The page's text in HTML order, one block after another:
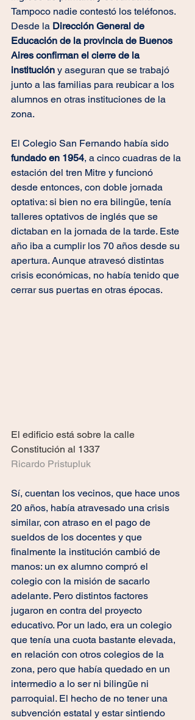
Tampoco nadie contestó los teléfonos.
Desde la Dirección General de
Educación de la provincia de Buenos
Aires confirman el cierre de la
institución y aseguran que se trabajó
junto a las familias para reubicar a los
alumnos en otras instituciones de la
zona.
El Colegio San Fernando había sido
fundado en 1954, a cinco cuadras de la
estación del tren Mitre y funcionó
desde entonces, con doble jornada
optativa: si bien no era bilingüe, tenía
talleres optativos de inglés que se
dictaban en la jornada de la tarde. Este
año iba a cumplir los 70 años desde su
apertura. Aunque atravesó distintas
crisis económicas, no había tenido que
cerrar sus puertas en otras épocas.
El edificio está sobre la calle
Constitución al 1337
Ricardo Pristupluk
Sí, cuentan los vecinos, que hace unos
20 años, había atravesado una crisis
similar, con atraso en el pago de
sueldos de los docentes y que
finalmente la institución cambió de
manos: un ex alumno compró el
colegio con la misión de sacarlo
adelante. Pero distintos factores
jugaron en contra del proyecto
educativo. Por un lado, era un colegio
que tenía una cuota bastante elevada,
en relación con otros colegios de la
zona, pero que había quedado en un
intermedio a lo ser ni bilingüe ni
parroquial. El hecho de no tener una
subvención estatal y estar sintiendo